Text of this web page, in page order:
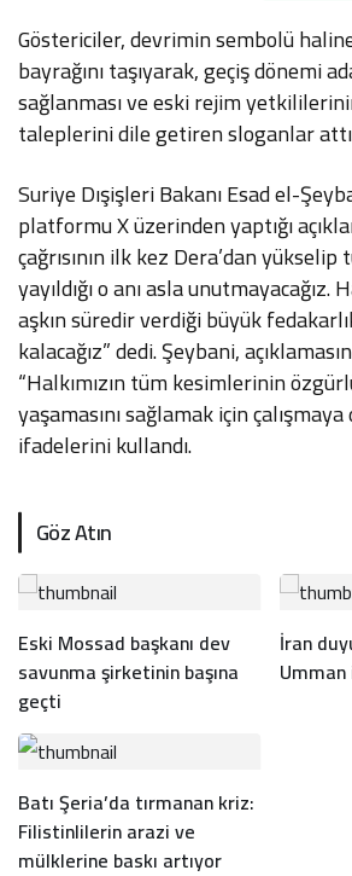
Göstericiler, devrimin sembolü
bayrağını taşıyarak, geçiş dönemi
sağlanması ve eski rejim
taleplerini dile getiren sloganlar
Suriye Dışişleri Bakanı Esad el-
platformu X üzerinden yaptığı
çağrısının ilk kez Dera’dan
yayıldığı o anı asla unutmayacağız.
aşkın süredir verdiği büyük
kalacağız” dedi. Şeybani,
“Halkımızın tüm kesimlerinin
yaşamasını sağlamak için
ifadelerini kullandı.
Göz Atın
Eski Mossad başkanı dev
savunma şirketinin başına
geçti
İran
Batı Şeria’da tırmanan kriz:
Filistinlilerin arazi ve
mülklerine baskı artıyor